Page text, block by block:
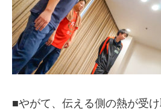
■やがて、伝える側の熱が受け